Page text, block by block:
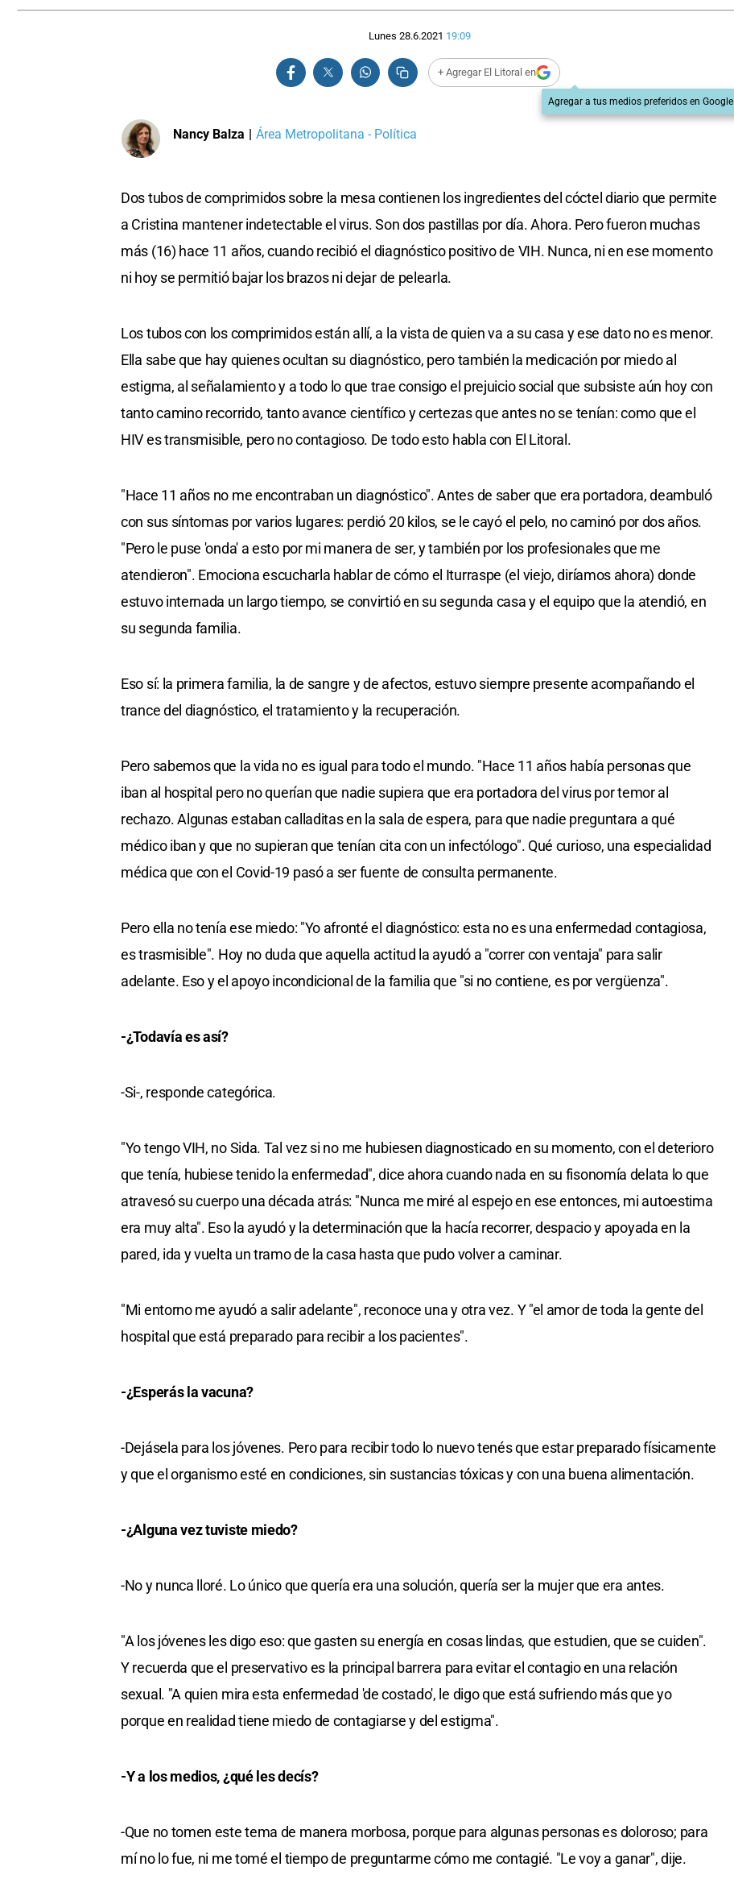
Lunes 28.6.2021 19:09
+ Agregar El Litoral en
Agregar a tus medios preferidos en Google
Nancy Balza | Área Metropolitana - Política
Dos tubos de comprimidos sobre la mesa contienen los ingredientes del cóctel diario que permite
a Cristina mantener indetectable el virus. Son dos pastillas por día. Ahora. Pero fueron muchas
más (16) hace 11 años, cuando recibió el diagnóstico positivo de VIH. Nunca, ni en ese momento
ni hoy se permitió bajar los brazos ni dejar de pelearla.
Los tubos con los comprimidos están allí, a la vista de quien va a su casa y ese dato no es menor.
Ella sabe que hay quienes ocultan su diagnóstico, pero también la medicación por miedo al
estigma, al señalamiento y a todo lo que trae consigo el prejuicio social que subsiste aún hoy con
tanto camino recorrido, tanto avance científico y certezas que antes no se tenían: como que el
HIV es transmisible, pero no contagioso. De todo esto habla con El Litoral.
"Hace 11 años no me encontraban un diagnóstico". Antes de saber que era portadora, deambuló
con sus síntomas por varios lugares: perdió 20 kilos, se le cayó el pelo, no caminó por dos años.
"Pero le puse 'onda' a esto por mi manera de ser, y también por los profesionales que me
atendieron". Emociona escucharla hablar de cómo el Iturraspe (el viejo, diríamos ahora) donde
estuvo internada un largo tiempo, se convirtió en su segunda casa y el equipo que la atendió, en
su segunda familia.
Eso sí: la primera familia, la de sangre y de afectos, estuvo siempre presente acompañando el
trance del diagnóstico, el tratamiento y la recuperación.
Pero sabemos que la vida no es igual para todo el mundo. "Hace 11 años había personas que
iban al hospital pero no querían que nadie supiera que era portadora del virus por temor al
rechazo. Algunas estaban calladitas en la sala de espera, para que nadie preguntara a qué
médico iban y que no supieran que tenían cita con un infectólogo". Qué curioso, una especialidad
médica que con el Covid-19 pasó a ser fuente de consulta permanente.
Pero ella no tenía ese miedo: "Yo afronté el diagnóstico: esta no es una enfermedad contagiosa,
es trasmisible". Hoy no duda que aquella actitud la ayudó a "correr con ventaja" para salir
adelante. Eso y el apoyo incondicional de la familia que "si no contiene, es por vergüenza".
-¿Todavía es así?
-Si-, responde categórica.
"Yo tengo VIH, no Sida. Tal vez si no me hubiesen diagnosticado en su momento, con el deterioro
que tenía, hubiese tenido la enfermedad", dice ahora cuando nada en su fisonomía delata lo que
atravesó su cuerpo una década atrás: "Nunca me miré al espejo en ese entonces, mi autoestima
era muy alta". Eso la ayudó y la determinación que la hacía recorrer, despacio y apoyada en la
pared, ida y vuelta un tramo de la casa hasta que pudo volver a caminar.
"Mi entorno me ayudó a salir adelante", reconoce una y otra vez. Y "el amor de toda la gente del
hospital que está preparado para recibir a los pacientes".
-¿Esperás la vacuna?
-Dejásela para los jóvenes. Pero para recibir todo lo nuevo tenés que estar preparado físicamente
y que el organismo esté en condiciones, sin sustancias tóxicas y con una buena alimentación.
-¿Alguna vez tuviste miedo?
-No y nunca lloré. Lo único que quería era una solución, quería ser la mujer que era antes.
"A los jóvenes les digo eso: que gasten su energía en cosas lindas, que estudien, que se cuiden".
Y recuerda que el preservativo es la principal barrera para evitar el contagio en una relación
sexual. "A quien mira esta enfermedad 'de costado', le digo que está sufriendo más que yo
porque en realidad tiene miedo de contagiarse y del estigma".
-Y a los medios, ¿qué les decís?
-Que no tomen este tema de manera morbosa, porque para algunas personas es doloroso; para
mí no lo fue, ni me tomé el tiempo de preguntarme cómo me contagié. "Le voy a ganar", dije.